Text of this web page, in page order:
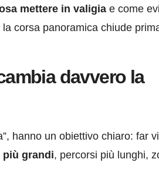
mettere in valigia e come
corsa panoramica chiude
davvero la
hanno un obiettivo chiaro: far
più grandi, percorsi più lunghi,